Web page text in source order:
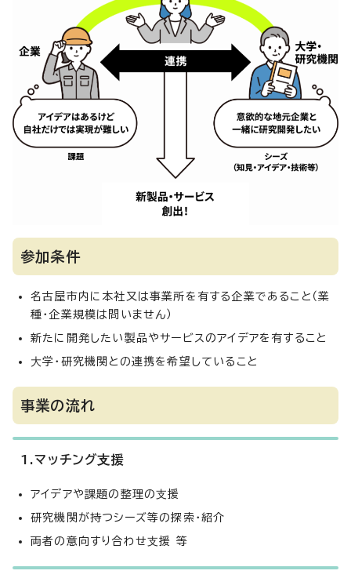
参加条件
名古屋市内に本社又は事業所を有する企業であること（業
種・企業規模は問いません）
新たに開発したい製品やサービスのアイデアを有すること
⼤学・研究機関との連携を希望していること
事業の流れ
1.マッチング⽀援
アイデアや課題の整理の⽀援
研究機関が持つシーズ等の探索・紹介
両者の意向すり合わせ⽀援 等